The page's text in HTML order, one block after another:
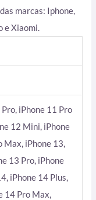
marcas: Iphone,
e Xiaomi.
iPhone 11 Pro
12 Mini, iPhone
Max, iPhone 13,
13 Pro, iPhone
iPhone 14 Plus,
14 Pro Max,